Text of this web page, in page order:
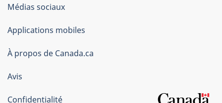
Organisation
du
gouvernement
du
Canada
Médias sociaux
Applications mobiles
À propos de Canada.ca
Avis
Confidentialité